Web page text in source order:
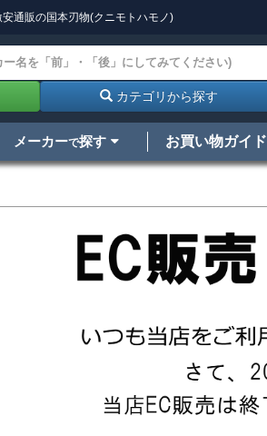
通販の国本刃物(クニモトハモノ)
カテゴリから探す
メーカーで探す お買い物ガイド